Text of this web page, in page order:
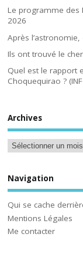
Le programme des
2026
Après
Ils ont trouvé le
Quel est le rapport
Choquequirao ?
Archives
Navigation
Qui se cache
Mentions Légales
Me contacter